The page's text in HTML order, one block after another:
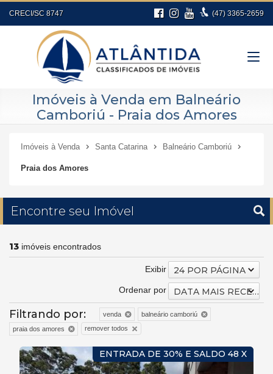
CRECI/SC 8747 (47) 3365-2659
Imóveis à Venda em Balneário
Camboriú - Praia dos Amores
Imóveis à Venda Santa Catarina Balneário Camboriú
Praia dos Amores
Encontre seu Imóvel
13 imóveis encontrados
Exibir 24 POR PÁGINA
Ordenar por DATA MAIS RECENTE
Filtrando por: venda
balneário camboriú
praia dos amores
remover todos
ENTRADA DE 30% E SALDO 48 X